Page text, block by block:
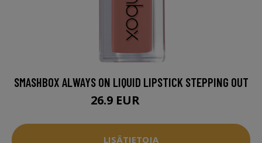
SMASHBOX ALWAYS ON LIQUID LIPSTICK STEPPING OUT
26.9 EUR
LISÄTIETOJA